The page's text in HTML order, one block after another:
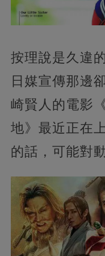
按理說是久違
日媒宣傳那邊
崎賢人的電影
地》最近正在
的話，可能對